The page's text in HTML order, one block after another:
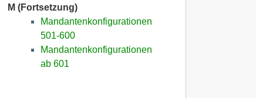
M (Fortsetzung)
Mandantenkonfigurationen
501-600
Mandantenkonfigurationen
ab 601